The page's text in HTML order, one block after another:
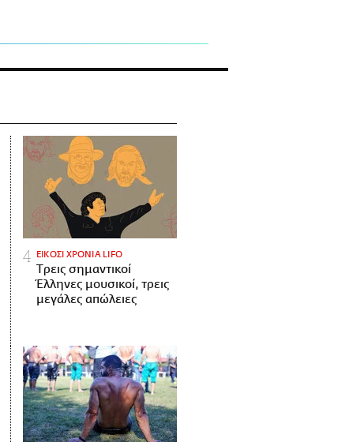
ΕΙΚΟΣΙ ΧΡΟΝΙΑ LIFO
Tρεις σημαντικοί
Έλληνες μουσικοί, τρεις
μεγάλες απώλειες